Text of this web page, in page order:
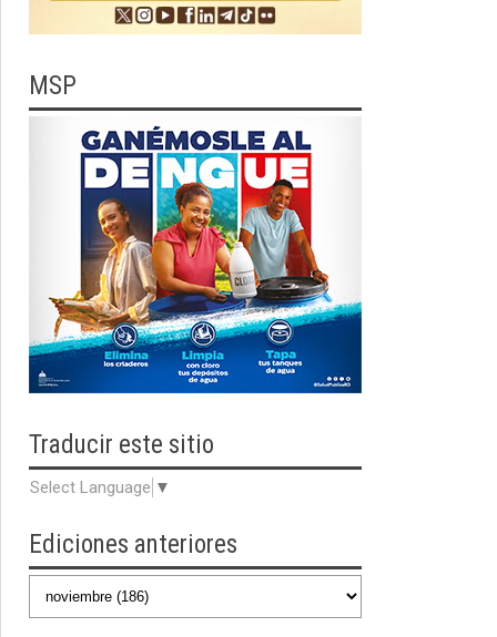
MSP
Traducir este sitio
Select Language ▼
Ediciones anteriores